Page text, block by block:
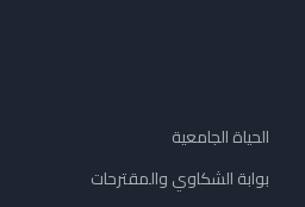
الحياة الجامعية
بوابة الشكاوي والمقترحات